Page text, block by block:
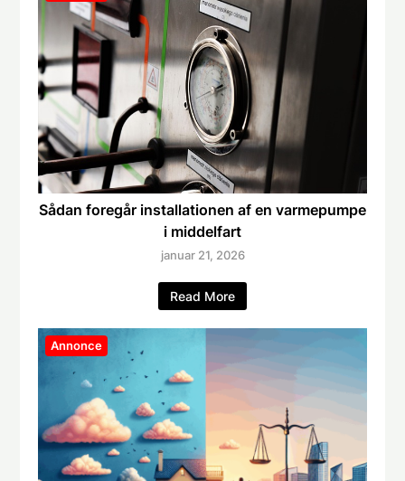
Sådan foregår installationen af en varmepumpe
i middelfart
januar 21, 2026
Read More
Annonce